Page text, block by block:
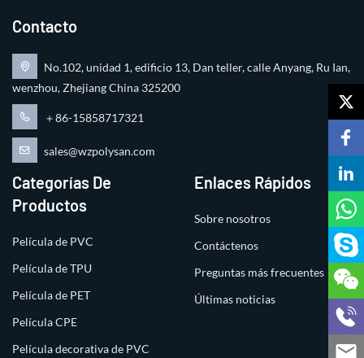
Contacto
No.102, unidad 1, edificio 13, Dan teller, calle Anyang, Ru Ian,
wenzhou, Zhejiang China 325200
＋86-15858717321
sales@wzpolysan.com
Categorías De
Productos
Película de PVC
Película de TPU
Película de PET
Película CPE
Película decorativa de PVC
Enlaces Rápidos
Sobre nosotros
Contáctenos
Preguntas más frecuentes
Últimas noticias